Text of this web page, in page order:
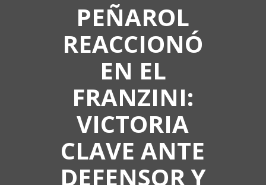
PEÑAROL
REACCIONÓ
EN EL
FRANZINI:
VICTORIA
CLAVE ANTE
DEFENSOR Y